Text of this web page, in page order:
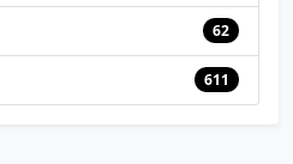
62
611